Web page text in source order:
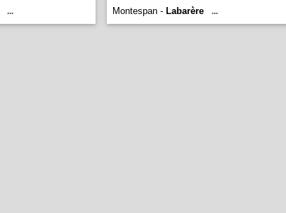
... Montespan - Labarère ...